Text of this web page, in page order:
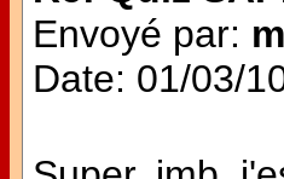
Envoyé par:
Date: 01/03/